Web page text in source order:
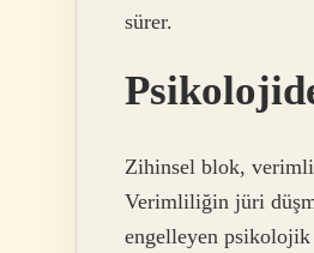
sürer.
Zihinsel blok,
Verimliliğin jüri
engelleyen